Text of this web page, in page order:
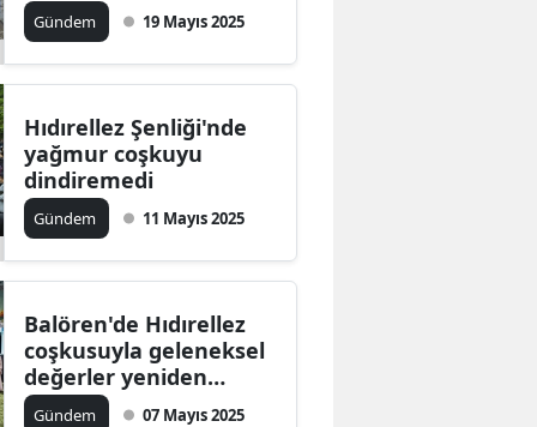
ve hıdırellez şenliği
düzenlendi
Gündem 19 Mayıs 2025
Hıdırellez Şenliği'nde
yağmur coşkuyu
dindiremedi
Gündem 11 Mayıs 2025
Balören'de Hıdırellez
coşkusuyla geleneksel
değerler yeniden
canlandı
Gündem 07 Mayıs 2025